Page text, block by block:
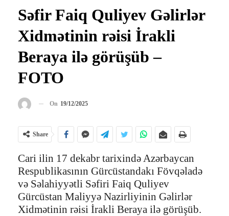
Səfir Faiq Quliyev Gəlirlər
Xidmətinin rəisi İrakli
Beraya ilə görüşüb –
FOTO
On 19/12/2025
Share
Cari ilin 17 dekabr tarixində Azərbaycan
Respublikasının Gürcüstandakı Fövqəladə
və Səlahiyyətli Səfiri Faiq Quliyev
Gürcüstan Maliyyə Nazirliyinin Gəlirlər
Xidmətinin rəisi İrakli Beraya ilə görüşüb.